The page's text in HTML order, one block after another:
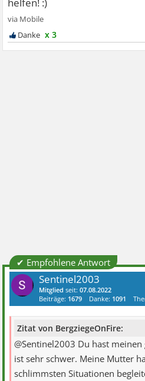
x 3
✔ Empfohlene Antwort
Sentinel2003
Mitglied seit:07.08.2022
Beiträge: 1679 Danke: 1091
Zitat von BergziegeOnFire:
@Sentinel2003 Du hast
ist sehr schwer. Meine Mutter
schlimmsten Situationen